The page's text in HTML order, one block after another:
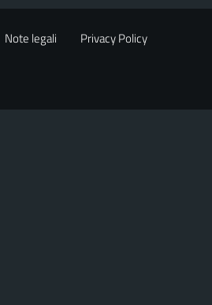
Note legali Privacy Policy